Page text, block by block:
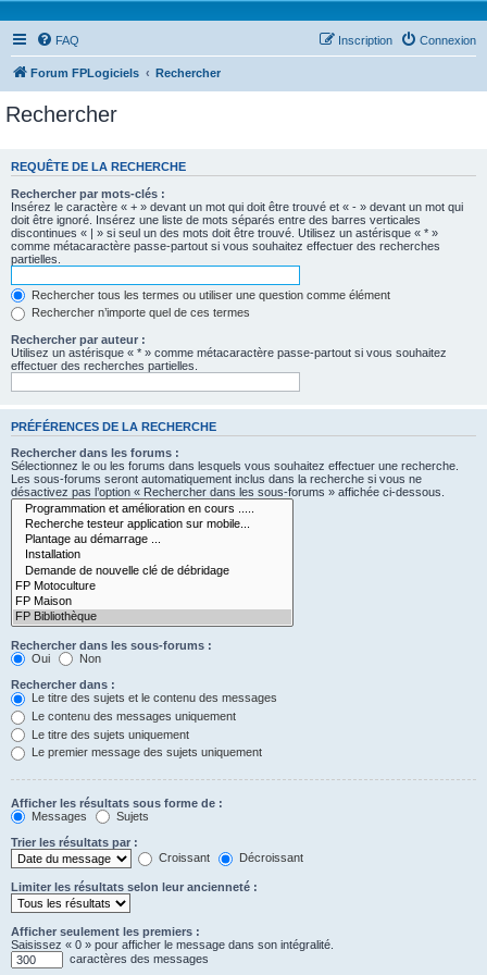
FAQ Connexion
Inscription
Forum FPLogiciels Rechercher
Rechercher
REQUÊTE DE LA RECHERCHE
Rechercher par mots-clés :
Insérez le caractère « + » devant un mot qui doit être trouvé et « - » devant un mot qui
doit être ignoré. Insérez une liste de mots séparés entre des barres verticales
discontinues « | » si seul un des mots doit être trouvé. Utilisez un astérisque « * »
comme métacaractère passe-partout si vous souhaitez effectuer des recherches
partielles.
Rechercher tous les termes ou utiliser une question comme élément
Rechercher n’importe quel de ces termes
Rechercher par auteur :
Utilisez un astérisque « * » comme métacaractère passe-partout si vous souhaitez
effectuer des recherches partielles.
PRÉFÉRENCES DE LA RECHERCHE
Rechercher dans les forums :
Sélectionnez le ou les forums dans lesquels vous souhaitez effectuer une recherche.
Les sous-forums seront automatiquement inclus dans la recherche si vous ne
désactivez pas l’option « Rechercher dans les sous-forums » affichée ci-dessous.
Rechercher dans les sous-forums :
Oui
Non
Rechercher dans :
Le titre des sujets et le contenu des messages
Le contenu des messages uniquement
Le titre des sujets uniquement
Le premier message des sujets uniquement
Afficher les résultats sous forme de :
Messages
Sujets
Trier les résultats par :
Croissant
Décroissant
Limiter les résultats selon leur ancienneté :
Afficher seulement les premiers :
Saisissez « 0 » pour afficher le message dans son intégralité.
caractères des messages